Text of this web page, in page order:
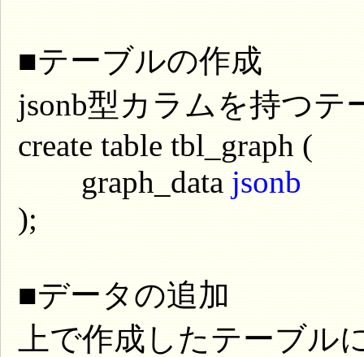
■テーブルの作成
jsonb型カラムを持つテ
create table tbl_graph (
graph_datajsonb
);
■データの追加
上で作成したテーブル